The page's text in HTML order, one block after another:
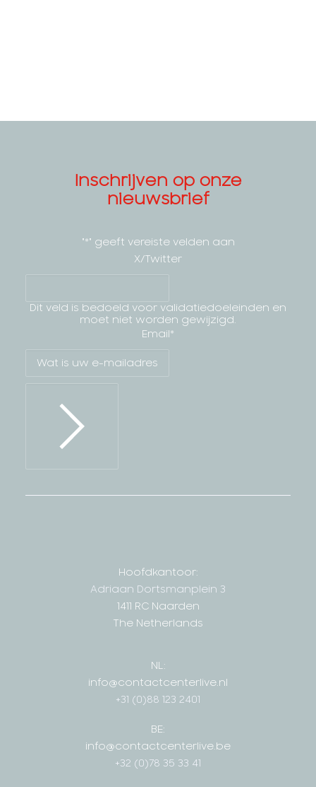
Inschrijven op onze
nieuwsbrief
"*" geeft vereiste velden aan
X/Twitter
Dit veld is bedoeld voor validatiedoeleinden en
moet niet worden gewijzigd.
Email*
Hoofdkantoor:
Adriaan Dortsmanplein 3
1411 RC Naarden
The Netherlands
NL:
info@contactcenterlive.nl
+31 (0)88 123 2401
BE:
info@contactcenterlive.be
+32 (0)78 35 33 41